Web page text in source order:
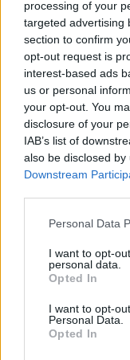
processing of your
targeted advertising
section to confirm
opt-out request is
interest-based ads
us or personal
your opt-out. You
disclosure of your
IAB’s list of
also be disclosed
Downstream
Please note that
not limited to your
grant or deny
use your data for
consent section.
Personal Data
I want to opt-
personal data.
Opted In
I want to opt-
Personal Data.
Opted In
úton
Céginfo| 2014.05.26
A UNIT4
működési
Céginfo| 2014.04.07
Webcím:www.unit4.hu
Bemutatkozás:
A UNIT4 CODA